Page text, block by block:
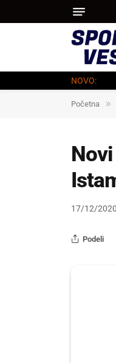
NOVO:
Početna »
17/12/2020
Podeli